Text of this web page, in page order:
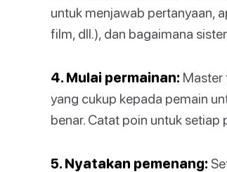
untuk menjawab pertanyaan,
film, dll.), dan bagaimana
4. Mulai permainan: Master
yang cukup kepada pemain
benar. Catat poin untuk setiap
5. Nyatakan pemenang: